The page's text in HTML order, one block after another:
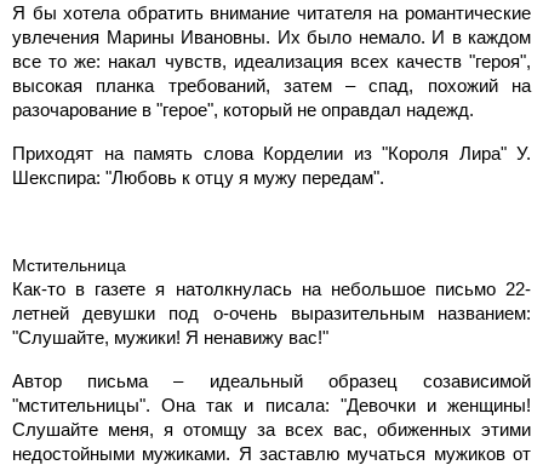
Я бы хотела обратить внимание читателя на романтические
увлечения Марины Ивановны. Их было немало. И в каждом
все то же: накал чувств, идеализация всех качеств "героя",
высокая планка требований, затем – спад, похожий на
разочарование в "герое", который не оправдал надежд.
Приходят на память слова Корделии из "Короля Лира" У.
Шекспира: "Любовь к отцу я мужу передам".
Мстительница
Как-то в газете я натолкнулась на небольшое письмо 22-
летней девушки под о-очень выразительным названием:
"Слушайте, мужики! Я ненавижу вас!"
Автор письма – идеальный образец созависимой
"мстительницы". Она так и писала: "Девочки и женщины!
Слушайте меня, я отомщу за всех вас, обиженных этими
недостойными мужиками. Я заставлю мучаться мужиков от